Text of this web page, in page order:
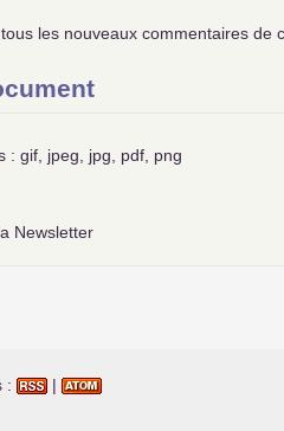
les nouveaux commentaires de
: gif, jpeg, jpg, pdf, png
Newsletter
: |